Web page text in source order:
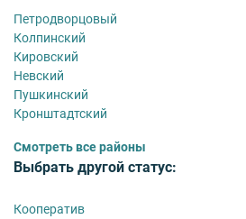
Петродворцовый
Колпинский
Кировский
Невский
Пушкинский
Кронштадтский
Смотреть все районы
Выбрать другой статус:
Кооператив